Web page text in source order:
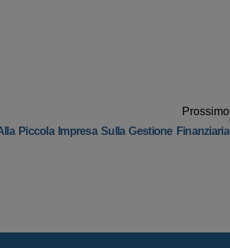
Prossimo
Piccola Impresa Sulla Gestione Finanziaria